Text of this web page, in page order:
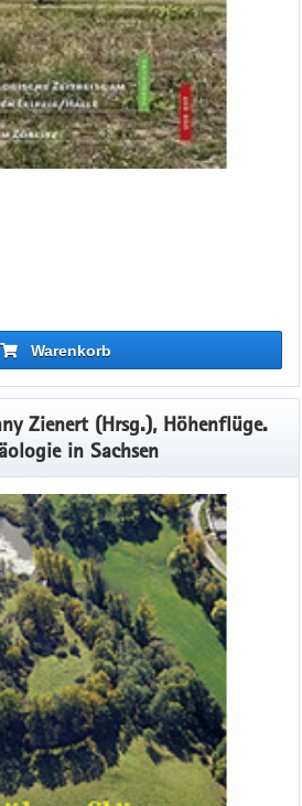
Warenkorb
Zienert (Hrsg.), Höhenflüge.
in Sachsen